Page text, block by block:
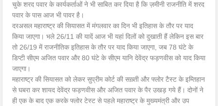
चुके शरद पवार के कार्यकर्ताओं ने भी साबित कर दिया है कि ज़मीनी राजनीति में शरद
पवार के पास आज भी पावर है।
दरअसल महाराष्ट्र की सियासत में मंगलवार का दिन भी इतिहास के तौर पर याद
किया जाएगा। भले 26/11 की यादें आज भी यहां दिलों को दुखाती हैं लेकिन इस बार
तो 26/19 में राजनीतिक इतिहास के तौर पर याद किया जाएगा, जब 78 घंटे के
डिप्टी सीएम अजित पवार और 80 घंटे के सीएम यानि देवेंद्र फड़णवीस को याद किया
जाएगा।
महाराष्ट्र की सियासत को लेकर सुप्रीम कोर्ट की सख़्ती और फ्लोर टैस्ट के इम्तिहान
से घबरा कर शायद देवेंद्र फड़णवीस और अजित पवार के पैर उखड़ गये हैं। दोनों ने
ही एक के बाद एक करके फ्लोर टेस्ट से पहले महाराष्ट्र के मुख्यमंत्री और उप